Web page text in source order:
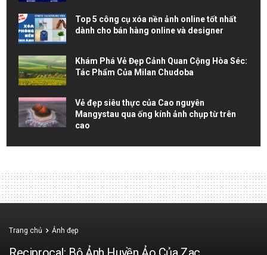
Top 5 công cụ xóa nền ảnh online tốt nhất
dành cho bán hàng online và designer
Khám Phá Vẻ Đẹp Cảnh Quan Cộng Hòa Séc:
Tác Phẩm Của Milan Chudoba
Vẻ đẹp siêu thực của Cao nguyên
Mangystau qua ống kính ảnh chụp từ trên
cao
Trang chủ Ảnh đẹp